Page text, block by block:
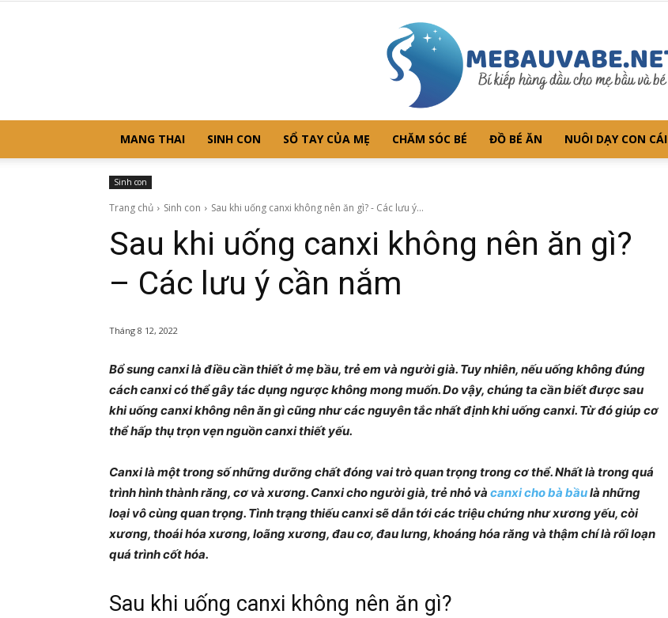
Chia
sẻ
MANG THAI SINH CON SỔ TAY CỦA MẸ CHĂM SÓC BÉ ĐỒ BÉ ĂN NUÔI DẠY CON CÁI
Sinh con
Trang chủ Sinh con Sau khi uống canxi không nên ăn gì? - Các lưu ý...
Sau khi uống canxi không nên ăn gì?
– Các lưu ý cần nắm
Tháng 8 12, 2022
Bổ sung canxi là điều cần thiết ở mẹ bầu, trẻ em và người già. Tuy nhiên, nếu uống không đúng
cách canxi có thể gây tác dụng ngược không mong muốn. Do vậy, chúng ta cần biết được sau
khi uống canxi không nên ăn gì cũng như các nguyên tắc nhất định khi uống canxi. Từ đó giúp cơ
thể hấp thụ trọn vẹn nguồn canxi thiết yếu.
Canxi là một trong số những dưỡng chất đóng vai trò quan trọng trong cơ thể. Nhất là trong quá
trình hình thành răng, cơ và xương. Canxi cho người già, trẻ nhỏ và canxi cho bà bầulà những
loại vô cùng quan trọng. Tình trạng thiếu canxi sẽ dẫn tới các triệu chứng như xương yếu, còi
xương, thoái hóa xương, loãng xương, đau cơ, đau lưng, khoáng hóa răng và thậm chí là rối loạn
quá trình cốt hóa.
Sau khi uống canxi không nên ăn gì?